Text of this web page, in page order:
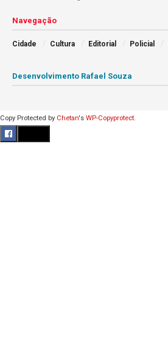
Navegação
Cidade Cultura Editorial Policial
Desenvolvimento Rafael Souza
Copy Protected by Chetan's WP-Copyprotect.